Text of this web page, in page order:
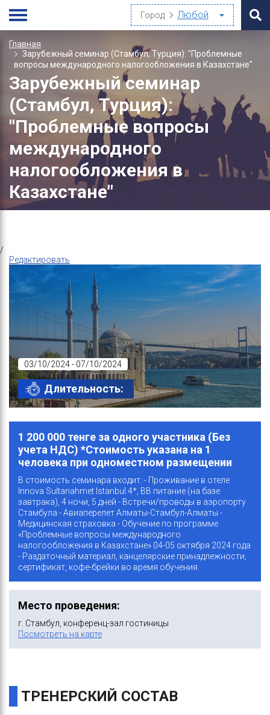
Город
Главная
Зарубежный семинар (Стамбул, Турция): "Проблемные
вопросы международного налогообложения в Казахстане"
Зарубежный семинар
(Стамбул, Турция):
"Проблемные вопросы
международного
налогообложения в
Казахстане"
/
Редактировать
03/10/2024 - 07/10/2024
Длительность:
1 200 000 тенге за одного участника (Без
учета НДС) *Стоимость указана на 1
человека при одноместном размещении
В стоимость семинара входит: - Проживание в отеле
Innova Sultanahmet Istanbul 4*, BB питание (на базе
завтрака), 4 ночи, 5 дней - Встречи/проводы в аэропорту
Стамбула - Авиаперелет Алматы-Стамбул-Алматы -
Медицинская страховка - Обучение по программе
«Проблемные вопросы международного
налогообложения в Казахстане» 04-05 октября 2024 года
- Раздаточный материал, канцелярские принадлежности,
сертификат, кофе-брейки во время обучения
Место проведения:
г. Стамбул, конференц-зал гостиницы
Посмотреть на карте
ТРЕНЕРСКИЙ СОСТАВ